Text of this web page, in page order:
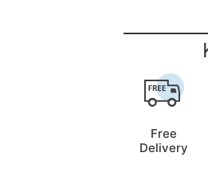
Free
Delivery